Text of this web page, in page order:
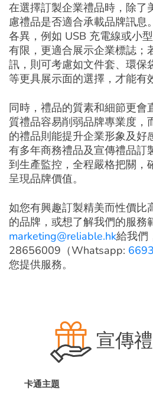
在選擇訂製企業禮品時，除了
慮禮品是否適合承載品牌訊息
各異，例如 USB 充電線或小
有限，更適合展示企業標誌；
訊，則可考慮如文件套、環保
等更具展示面的選擇，才能有
同時，禮品的質素和細節更會
質禮品容易削弱品牌專業度，
的禮品則能提升企業形象及好
有多年商務禮品及宣傳禮品訂
到生產監控，全程嚴格把關，
呈現品牌價值。
如您有興趣訂製精美而性價比
的品牌，或想了解我們的服務
marketing@reliable.hk給我們
28656009（Whatsapp:
您提供服務。
宣傳
卡通主題